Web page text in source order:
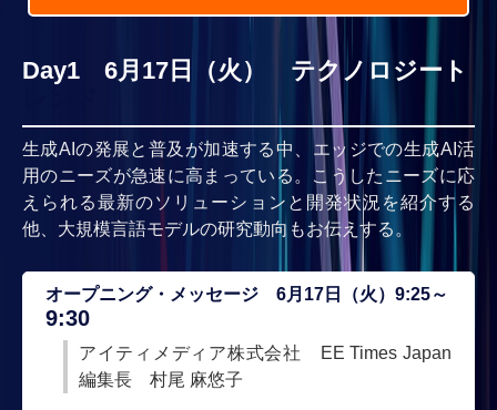
Day1 6月17日（火） テクノロジート
生成AIの発展と普及が加速する中、エッジでの生成AI活
用のニーズが急速に高まっている。こうしたニーズに応
えられる最新のソリューションと開発状況を紹介する
他、大規模言語モデルの研究動向もお伝えする。
オープニング・メッセージ 6月17日（火）9:25～
9:30
アイティメディア株式会社 EE Times Japan
編集長 村尾 麻悠子